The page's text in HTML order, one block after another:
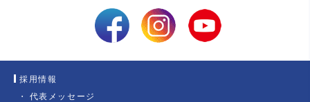
採用情報
代表メッセージ